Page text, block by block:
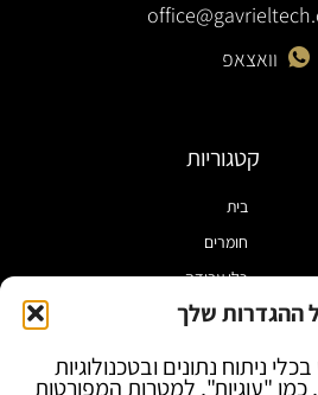
ההגדרות שלך
ניתוח נתונים ובטכנולוגיות
כמו "עוגיות", למטרות המפורטות
וואצאפ
קטגוריות
בית
חומרים
כלי עבודה
מוצרי הלחמה
ספקי כח ומודדים